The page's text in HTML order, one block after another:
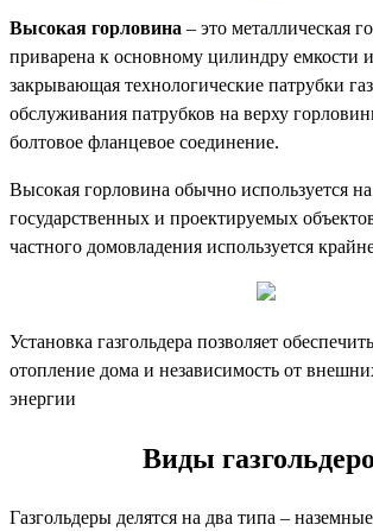
Высокая горловина – это металлическая
приварена к основному цилиндру емкости
закрывающая технологические патрубки
обслуживания патрубков на верху
болтовое фланцевое соединение.
Высокая горловина обычно используется
государственных и проектируемых
частного домовладения используется
Установка газгольдера позволяет
отопление дома и независимость от
энергии
Виды
Газгольдеры делятся на два типа –